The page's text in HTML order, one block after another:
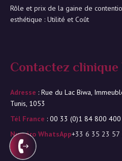
Rôle et prix de la gaine de
esthétique : Utilité et Coût
Contactez clinique
Adresse : Rue du Lac Biwa,
Tunis, 1053
Tél France : 00 33 (0)1 84 800 400
Numéro WhatsApp+33 6 35 23 57